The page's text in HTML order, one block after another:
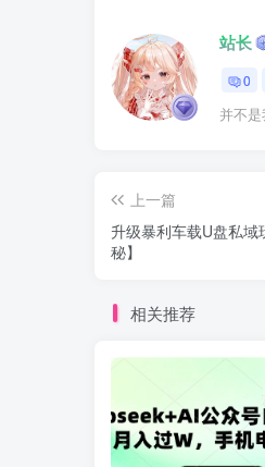
站长
0
并不
上一篇
升级暴利车载U盘私
秘】
相关推荐